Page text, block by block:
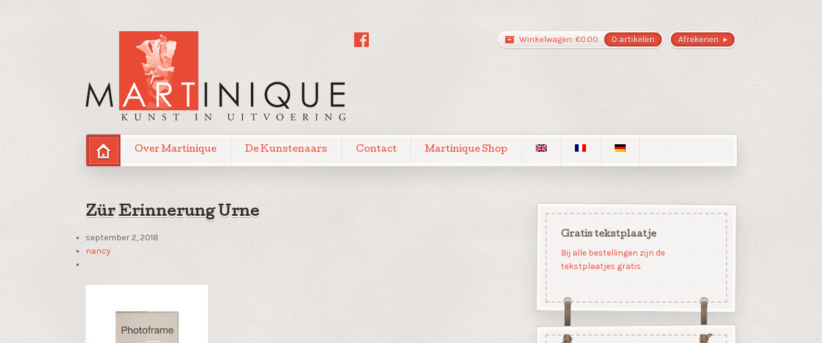
Afrekenen
Winkelwagen: €0.00 0 artikelen
Over Martinique De Kunstenaars Contact Martinique Shop
Zür Erinnerung Urne
september 2, 2018
nancy
Gratis tekstplaatje
Bij alle bestellingen zijn de
tekstplaatjes gratis